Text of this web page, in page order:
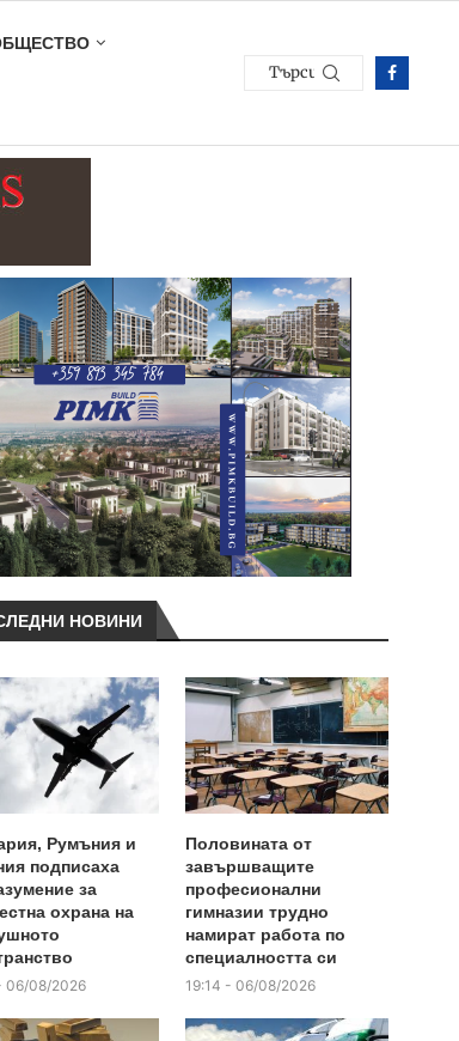
НОВИНИ
Румъния и
подписаха
за
охрана на
06/08/2026
Половината от
завършващите
професионални
гимназии трудно
намират работа по
специалността си
19:14 - 06/08/2026